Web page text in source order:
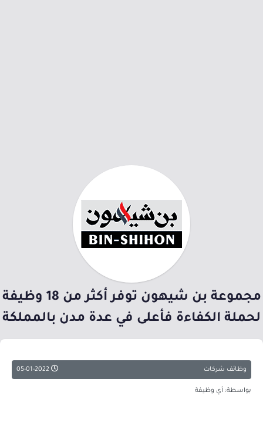
مجموعة بن شيهون توفر أكثر من 18 وظيفة
لحملة الكفاءة فأعلى في عدة مدن بالمملكة
وظائف شركات
بواسطة: أي وظيفة